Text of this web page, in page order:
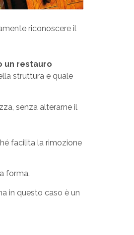
riconoscere il
un restauro
struttura e quale
senza alterarne il
facilita la rimozione
forma.
in questo caso è un